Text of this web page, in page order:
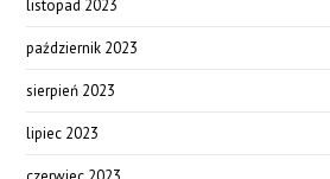
listopad 2023
październik 2023
sierpień 2023
lipiec 2023